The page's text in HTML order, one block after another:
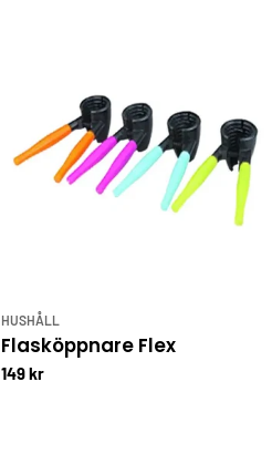
HUSHÅLL
Flasköppnare Flex
149 kr